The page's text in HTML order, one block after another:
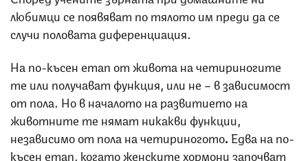
любимци се появяват по тялото им преди да се
случи половата диференциация.
На по-късен етап от живота на четириногите
те или получават функция, или не – в зависимост
от пола. Но в началото на развитието на
животните те нямат никакви функции,
независимо от пола на четириногото. Едва на по-
късен етап, когато женските хормони започват